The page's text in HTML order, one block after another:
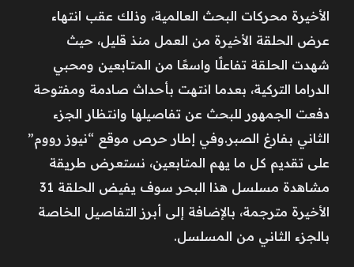
الأخيرة محركات البحث العالمية، وذلك عقب انتهاء
عرض الحلقة الأخيرة من العمل منذ قليل، حيث
شهدت الحلقة تفاعلًا واسعًا من المتابعين ومحبي
الدراما التركية، بعدما انتهت بأحداث صادمة ومفتوحة
دفعت الجمهور للبحث عن تفاصيلها وانتظار الجزء
الثاني بفارغ الصبر.وفي إطار حرص موقع “نيوز رووم”
على تقديم كل ما يهم المتابعين، نستعرض طريقة
مشاهدة مسلسل هذا البحر سوف يفيض الحلقة 31
الأخيرة مترجمة، بالإضافة إلى أبرز التفاصيل الخاصة
بالجزء الثاني من المسلسل.